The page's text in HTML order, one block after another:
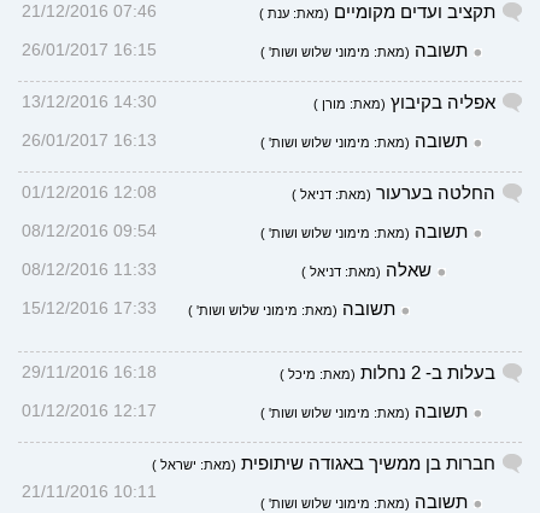
תקציב ועדים מקומיים (מאת: ענת ) 07:46 21/12/2016
תשובה (מאת: מימוני שלוש ושות' ) 16:15 26/01/2017
אפליה בקיבוץ (מאת: מורן ) 14:30 13/12/2016
תשובה (מאת: מימוני שלוש ושות' ) 16:13 26/01/2017
החלטה בערעור (מאת: דניאל ) 12:08 01/12/2016
תשובה (מאת: מימוני שלוש ושות' ) 09:54 08/12/2016
שאלה (מאת: דניאל ) 11:33 08/12/2016
תשובה (מאת: מימוני שלוש ושות' ) 17:33 15/12/2016
בעלות ב- 2 נחלות (מאת: מיכל ) 16:18 29/11/2016
תשובה (מאת: מימוני שלוש ושות' ) 12:17 01/12/2016
חברות בן ממשיך באגודה שיתופית (מאת: ישראל )
10:11 21/11/2016 תשובה (מאת: מימוני שלוש ושות' )